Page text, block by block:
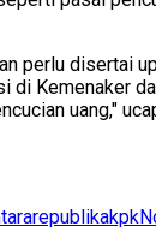
perlu disertai
di Kemenaker
uang,"
kpk